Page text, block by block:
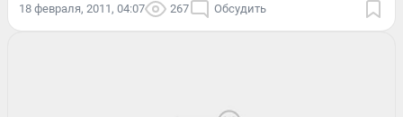
18 февраля, 2011, 04:07 267 Обсудить